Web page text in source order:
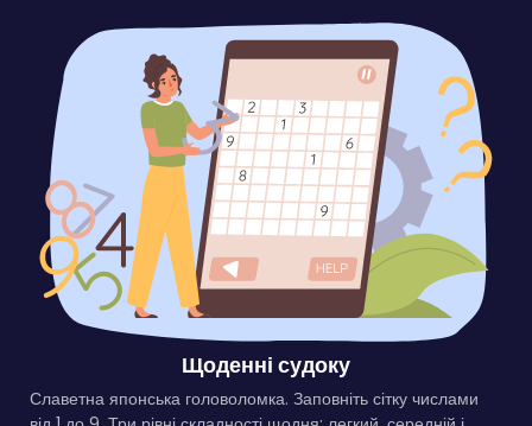
Щоденні судоку
Славетна японська головоломка. Заповніть сітку числами